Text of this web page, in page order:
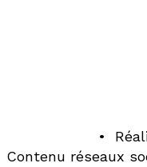
•
Contenu réseaux